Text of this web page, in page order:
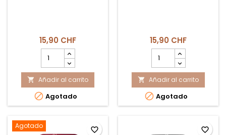
15,90 CHF
cantidad
del
producto
Crema
Skala
Coco
1kg
 Añadir al carrito
 Agotado
15,90 CHF
cantidad
del
producto
Crema
Skala
Argan
1kg
 Añadir al carrito
 Agotado
Agotado favorite_border favorite_border